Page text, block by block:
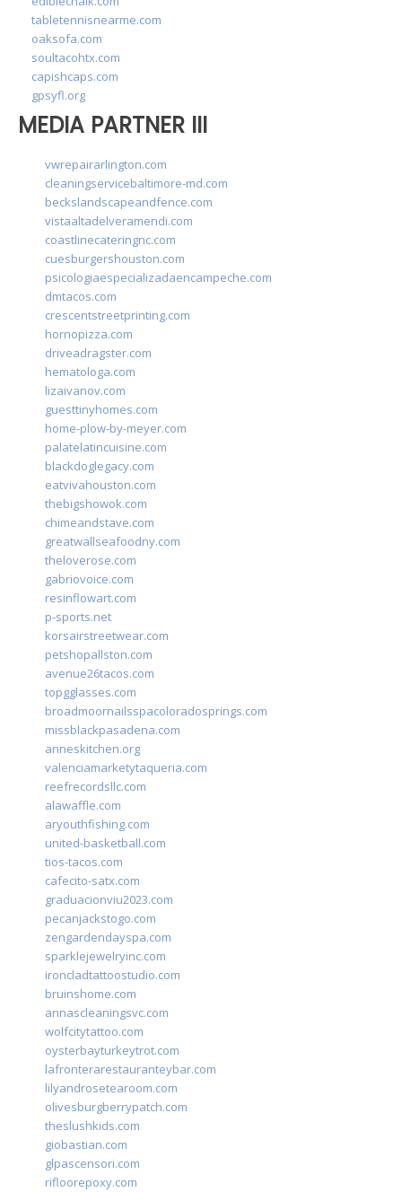
tabletennisnearme.com
oaksofa.com
soultacohtx.com
capishcaps.com
gpsyfl.org
MEDIA PARTNER III
vwrepairarlington.com
cleaningservicebaltimore-md.com
beckslandscapeandfence.com
vistaaltadelveramendi.com
coastlinecateringnc.com
cuesburgershouston.com
psicologiaespecializadaencampeche.com
dmtacos.com
crescentstreetprinting.com
hornopizza.com
driveadragster.com
hematologa.com
lizaivanov.com
guesttinyhomes.com
home-plow-by-meyer.com
palatelatincuisine.com
blackdoglegacy.com
eatvivahouston.com
thebigshowok.com
chimeandstave.com
greatwallseafoodny.com
theloverose.com
gabriovoice.com
resinflowart.com
p-sports.net
korsairstreetwear.com
petshopallston.com
avenue26tacos.com
topgglasses.com
broadmoornailsspacoloradosprings.com
missblackpasadena.com
anneskitchen.org
valenciamarketytaqueria.com
reefrecordsllc.com
alawaffle.com
aryouthfishing.com
united-basketball.com
tios-tacos.com
cafecito-satx.com
graduacionviu2023.com
pecanjackstogo.com
zengardendayspa.com
sparklejewelryinc.com
ironcladtattoostudio.com
bruinshome.com
annascleaningsvc.com
wolfcitytattoo.com
oysterbayturkeytrot.com
lafronterarestauranteybar.com
lilyandrosetearoom.com
olivesburgberrypatch.com
theslushkids.com
giobastian.com
glpascensori.com
rifloorepoxy.com